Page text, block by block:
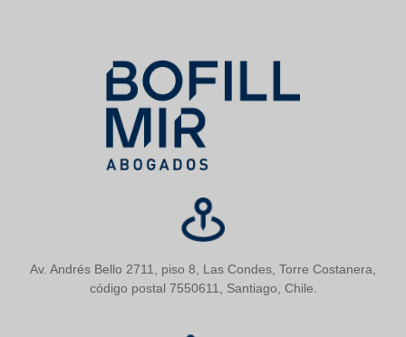
Av. Andrés Bello 2711, piso 8, Las Condes, Torre Costanera,
código postal 7550611, Santiago, Chile.